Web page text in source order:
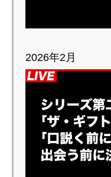
2026年2月